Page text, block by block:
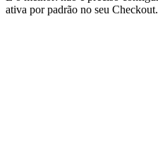
ativa por padrão no seu Checkout.